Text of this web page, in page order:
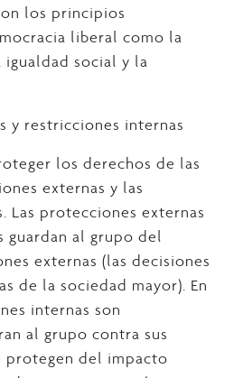
los principios
liberal como la
social y la
y restricciones internas
los derechos de las
externas y las
Las protecciones externas
guardan al grupo del
externas (las decisiones
de la sociedad mayor). En
internas son
al grupo contra sus
protegen del impacto